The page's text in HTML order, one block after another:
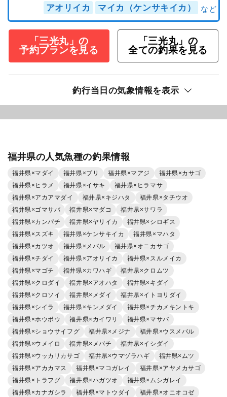
アオリイカ マイカ（ケンサキイカ）
「三光丸」の
予約プランを見る
「三光丸」の
全ての釣果を見る
釣行当日の気象情報を表示
福井県の人気魚種の釣果情報
福井県×マダイ 福井県×ブリ 福井県×マアジ
福井県×カサゴ
福井県×ヒラメ
福井県×イサキ
福井県×ヒラマサ
福井県×アカアマダイ
福井県×キジハタ
福井県×タチウオ
福井県×ゴマサバ
福井県×マダコ
福井県×サワラ
福井県×カンパチ
福井県×ヤリイカ
福井県×シロギス
福井県×スズキ
福井県×ケンサキイカ
福井県×マハタ
福井県×カツオ
福井県×メバル
福井県×オニカサゴ
福井県×チダイ
福井県×アオリイカ
福井県×スルメイカ
福井県×マゴチ
福井県×カワハギ
福井県×クロムツ
福井県×クロダイ
福井県×アオハタ
福井県×キダイ
福井県×クロソイ
福井県×メダイ
福井県×イトヨリダイ
福井県×シイラ
福井県×キンメダイ
福井県×チカメキントキ
福井県×ホウボウ
福井県×カイワリ
福井県×マサバ
福井県×ショウサイフグ
福井県×メジナ
福井県×ウスメバル
福井県×ウメイロ
福井県×メバチ
福井県×イシダイ
福井県×ウッカリカサゴ
福井県×ウマヅラハギ
福井県×ムツ
福井県×アカカマス
福井県×マコガレイ
福井県×アヤメカサゴ
福井県×トラフグ
福井県×ハガツオ
福井県×ムシガレイ
福井県×カナガシラ
福井県×マトウダイ
福井県×オニオコゼ